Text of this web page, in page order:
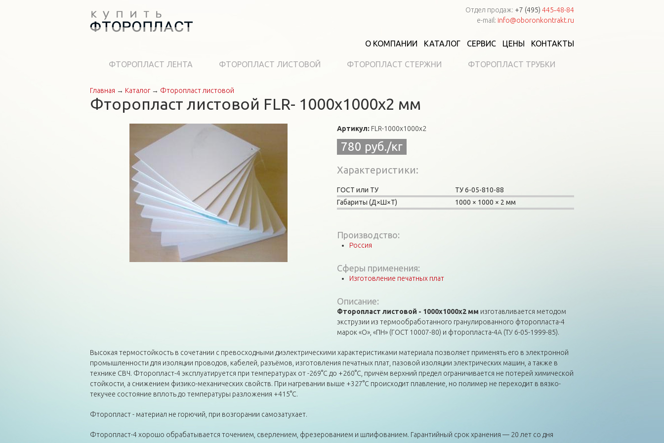
Отдел продаж: +7 (495) 445‑48-84
e-mail: info@oboronkontrakt.ru
О КОМПАНИИ КАТАЛОГ СЕРВИС ЦЕНЫ КОНТАКТЫ
ФТОРОПЛАСТ ЛЕНТА ФТОРОПЛАСТ ЛИСТОВОЙ ФТОРОПЛАСТ СТЕРЖНИ ФТОРОПЛАСТ ТРУБКИ
Вы здесь
Главная → Каталог→ Фторопласт листовой
Фторопласт листовой FLR- 1000x1000x2 мм
Артикул: FLR-1000x1000x2
780 руб./кг
Характеристики
ГОСТ или ТУ
ТУ 6-05-810-88
Габариты (Д×Ш×Т)
1000 1000 2 мм
Производство:
Россия
Сферы применения:
Изготовление печатных плат
Описание:
Фторопласт листовой - 1000х1000х2 мм изготавливается методом
экструзии из термообработанного гранулированного фторопласта-4
марок «О», «ПН» (ГОСТ 10007-80) и фторопласта-4А (ТУ 6-05-1999-85).
Высокая термостойкость в сочетании с превосходными диэлектрическими характеристиками материала позволяет применять его в электронной
промышленности для изоляции проводов, кабелей, разъёмов, изготовления печатных плат, пазовой изоляции электрических машин, а также в
технике СВЧ. Фторопласт-4 эксплуатируется при температурах от -269°С до +260°С, причём верхний предел ограничивается не потерей химической
стойкости, а снижением физико-механических свойств. При нагревании выше +327°С происходит плавление, но полимер не переходит в вязко-
текучее состояние вплоть до температуры разложения +415°С.
Фторопласт - материал не горючий, при возгорании самозатухает.
Фторопласт-4 хорошо обрабатывается точением, сверлением, фрезерованием и шлифованием. Гарантийный срок хранения — 20 лет со дня